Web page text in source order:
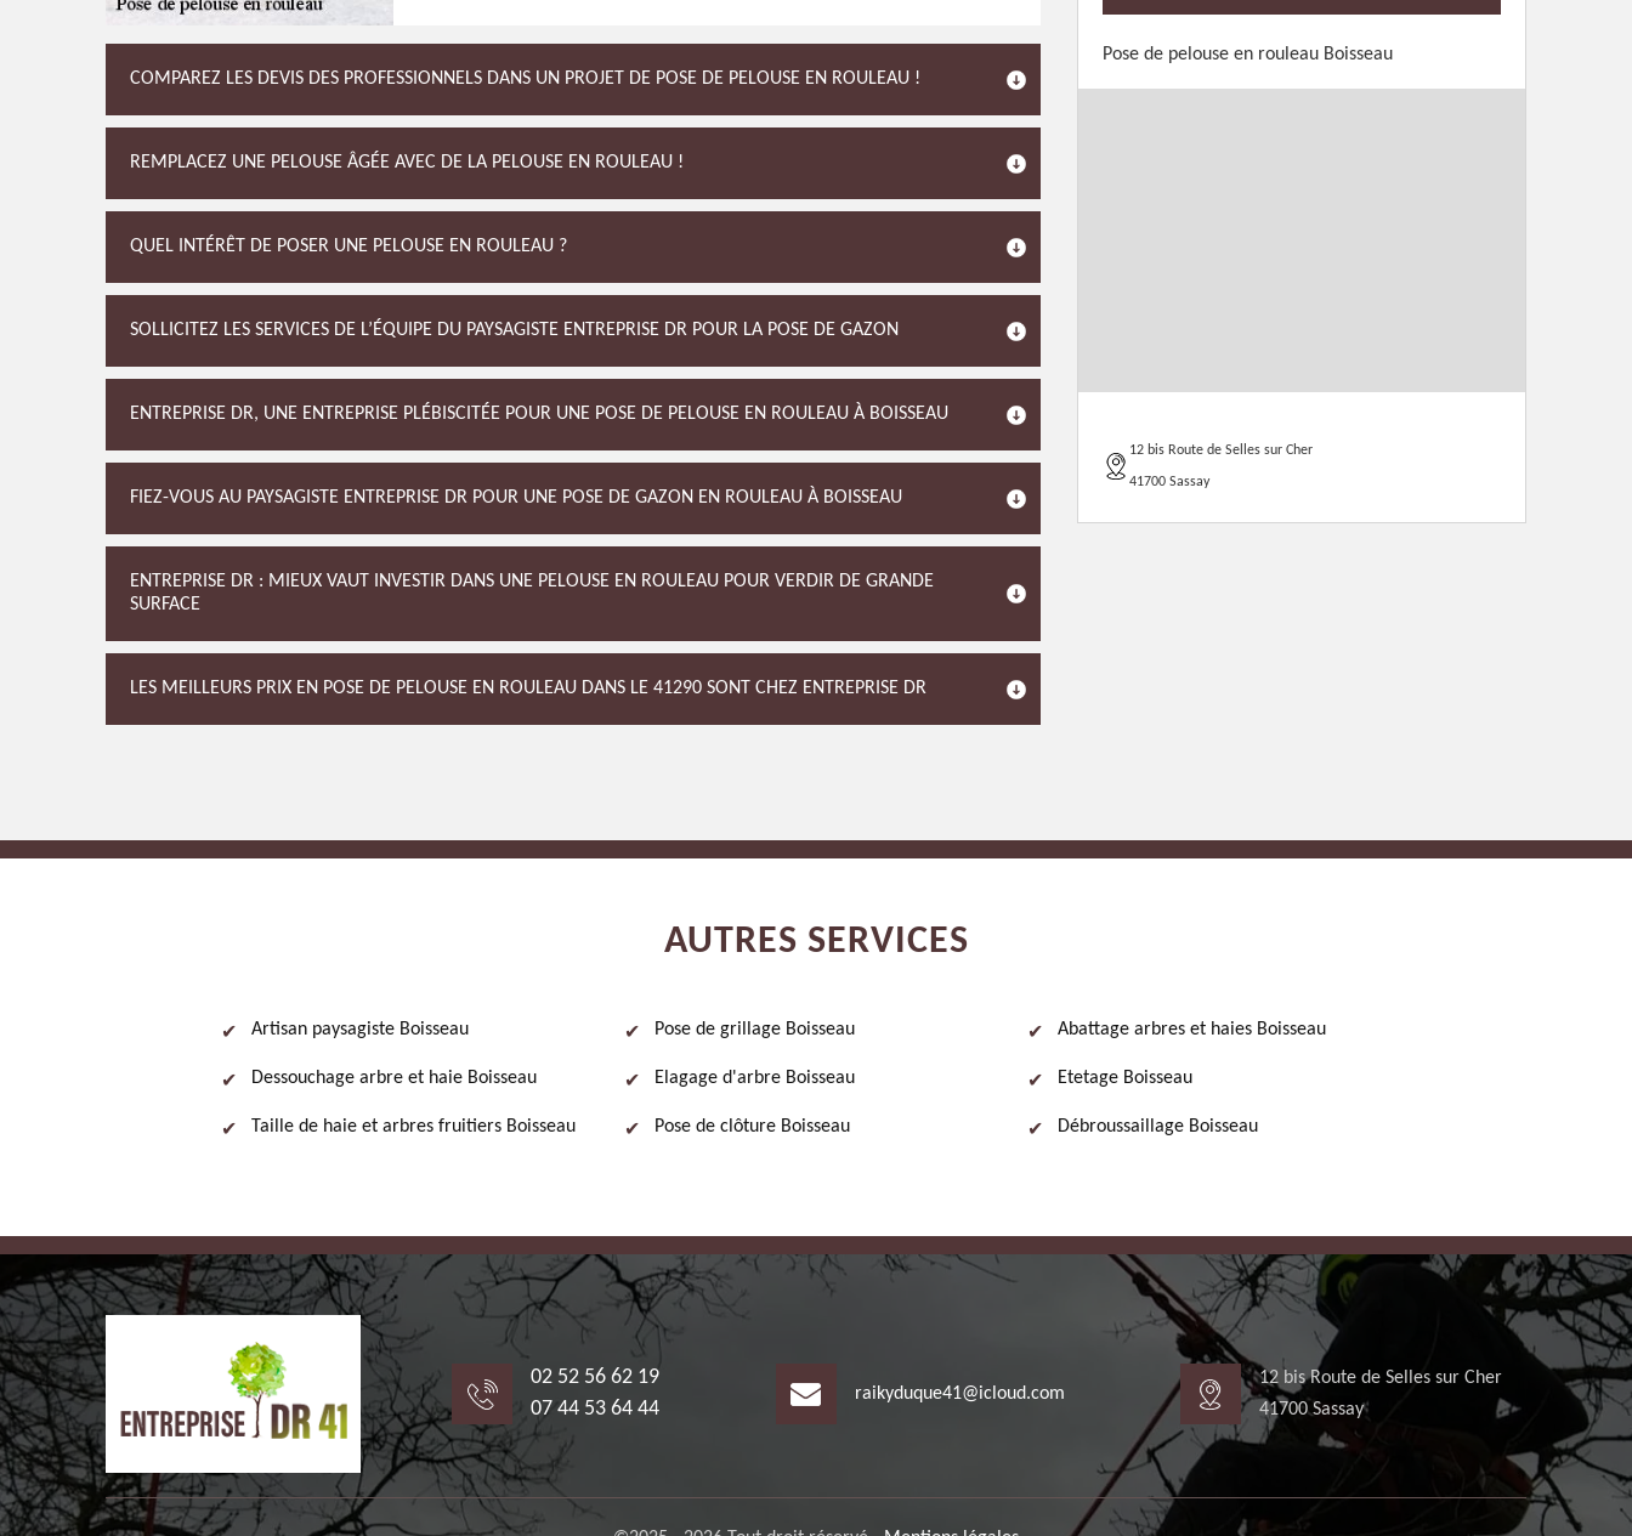
COMPAREZ LES DEVIS DES PROFESSIONNELS DANS UN PROJET DE POSE DE PELOUSE EN ROULEAU !
REMPLACEZ UNE PELOUSE ÂGÉE AVEC DE LA PELOUSE EN ROULEAU !
QUEL INTÉRÊT DE POSER UNE PELOUSE EN ROULEAU ?
SOLLICITEZ LES SERVICES DE L’ÉQUIPE DU PAYSAGISTE ENTREPRISE DR POUR LA POSE DE GAZON
ENTREPRISE DR, UNE ENTREPRISE PLÉBISCITÉE POUR UNE POSE DE PELOUSE EN ROULEAU À BOISSEAU
FIEZ-VOUS AU PAYSAGISTE ENTREPRISE DR POUR UNE POSE DE GAZON EN ROULEAU À BOISSEAU
ENTREPRISE DR : MIEUX VAUT INVESTIR DANS UNE PELOUSE EN ROULEAU POUR VERDIR DE GRANDE
SURFACE
LES MEILLEURS PRIX EN POSE DE PELOUSE EN ROULEAU DANS LE 41290 SONT CHEZ ENTREPRISE DR
Pose de pelouse en rouleau Boisseau
12 bis Route de Selles sur Cher
41700 Sassay
AUTRES SERVICES
Artisan paysagiste Boisseau
Dessouchage arbre et haie Boisseau
Taille de haie et arbres fruitiers Boisseau
Pose de grillage Boisseau
Elagage d'arbre Boisseau
Pose de clôture Boisseau
Abattage arbres et haies Boisseau
Etetage Boisseau
Débroussaillage Boisseau
02 52 56 62 19
07 44 53 64 44
raikyduque41@icloud.com
12 bis Route de Selles sur Cher
41700 Sassay